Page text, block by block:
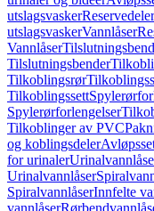
utslagsvasker
utslagsvaskerVannlåser
Vannlåser
Tilslutningsbender
Tilkoblingsrør
Tilkoblingssett
Spylerørforlengelser
Tilkoblinger av PVC
og koblingsdeler
for urinaler
Urinalvannlåser
SpiralvannlåserInnfelte
vannlåser